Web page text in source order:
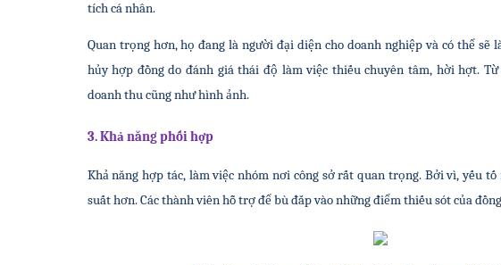
tích cá nhân.
Quan trọng hơn, họ đang là người đại diện cho doanh nghiệp và có thể sẽ
hủy hợp đồng do đánh giá thái độ làm việc thiếu chuyên tâm, hời hợt.
doanh thu cũng như hình ảnh.
3. Khả năng phối hợp
Khả năng hợp tác, làm việc nhóm nơi công sở rất quan trọng. Bởi vì, yếu
suất hơn. Các thành viên hỗ trợ để bù đắp vào những điểm thiếu sót của